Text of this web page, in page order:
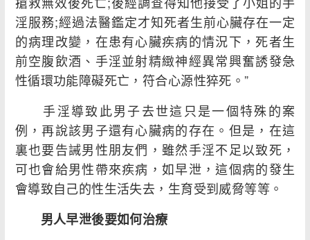
淫服務;經過法醫鑑定才知死者生前心臟存在一定
的病理改變，在患有心臟疾病的情況下，死者生
前空腹飲酒、手淫並射精緻神經異常興奮誘發急
性循環功能障礙死亡，符合心源性猝死。”
手淫導致此男子去世這只是一個特殊的案
例，再說該男子還有心臟病的存在。但是，在這
裏也要告誡男性朋友們，雖然手淫不足以致死，
可也會給男性帶來疾病，如早泄，這個病的發生
會導致自己的性生活失去，生育受到威脅等等。
男人早泄後要如何治療